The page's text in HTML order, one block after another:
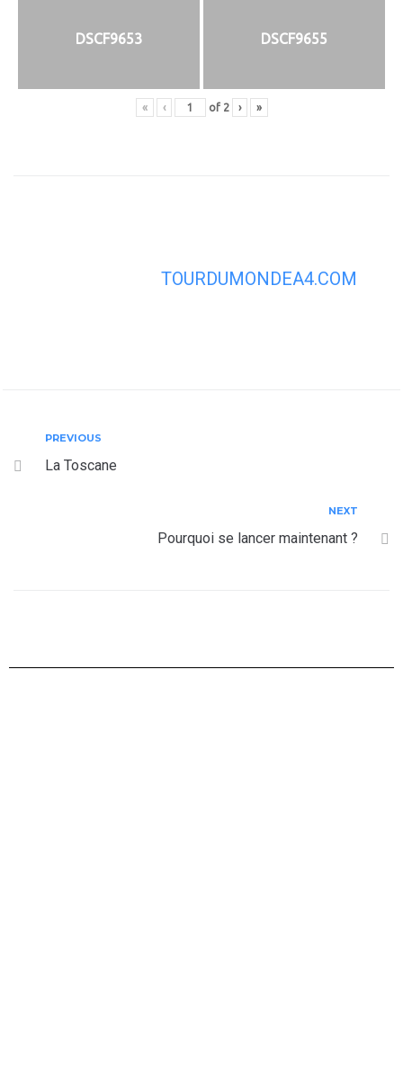
DSCF9653 DSCF9655
« ‹ of 2 › »
TOURDUMONDEA4.COM
PREVIOUS
La Toscane
NEXT
Pourquoi se lancer maintenant ?